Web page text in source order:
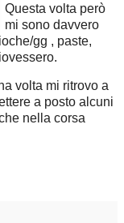
Questa volta però
mi sono davvero
gg , paste,
volta mi ritrovo a
a posto alcuni
nella corsa